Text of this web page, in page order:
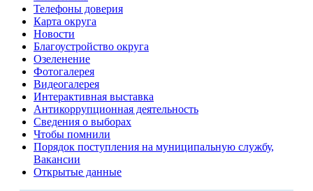
Телефоны доверия
Карта округа
Новости
Благоустройство округа
Озеленение
Фотогалерея
Видеогалерея
Интерактивная выставка
Антикоррупционная деятельность
Сведения о выборах
Чтобы помнили
Порядок поступления на муниципальную службу,
Вакансии
Открытые данные